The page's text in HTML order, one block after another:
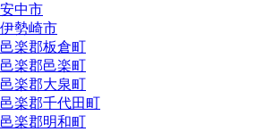
安中市
伊勢崎市
邑楽郡板倉町
邑楽郡邑楽町
邑楽郡大泉町
邑楽郡千代田町
邑楽郡明和町